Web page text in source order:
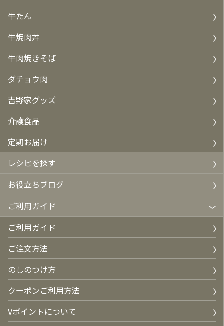
牛たん
牛焼肉丼
牛肉焼きそば
ダチョウ肉
吉野家グッズ
介護食品
定期お届け
レシピを探す
お役立ちブログ
ご利用ガイド
ご利用ガイド
ご注文方法
のしのつけ方
クーポンご利用方法
Vポイントについて